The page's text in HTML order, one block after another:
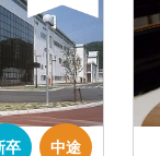
卒 中途